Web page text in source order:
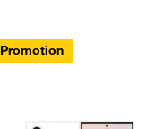
Promotion